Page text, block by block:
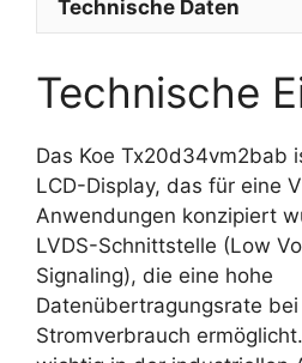
Technische Daten
Technische
Das Koe Tx20d34vm2bab
LCD-Display, das für eine
Anwendungen konzipiert
LVDS-Schnittstelle (Low
Signaling), die eine hohe
Datenübertragungsrate
Stromverbrauch